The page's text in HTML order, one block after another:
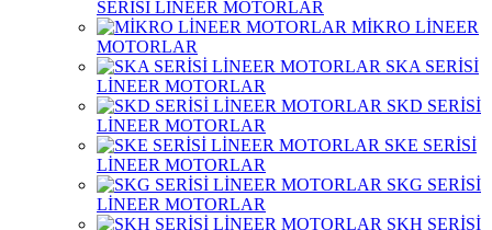
SERİSİ LİNEER MOTORLAR
MİKRO LİNEER
MOTORLAR
SKA SERİSİ
LİNEER MOTORLAR
SKD SERİSİ
LİNEER MOTORLAR
SKE SERİSİ
LİNEER MOTORLAR
SKG SERİSİ
LİNEER MOTORLAR
SKH SERİSİ